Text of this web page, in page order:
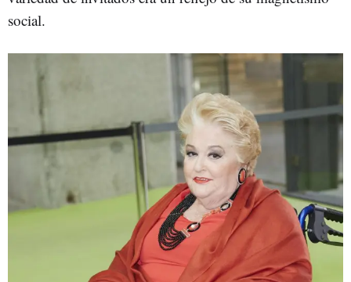
social.